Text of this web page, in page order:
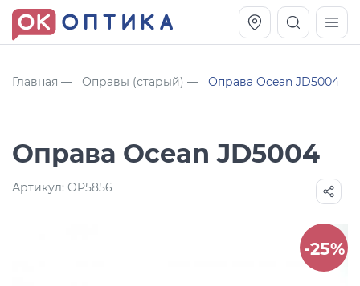
Главная Оправы (старый) Оправа Ocean JD5004
Оправа Ocean JD5004
Артикул: OP5856
-25%
Оправа Vogue OVO 4025